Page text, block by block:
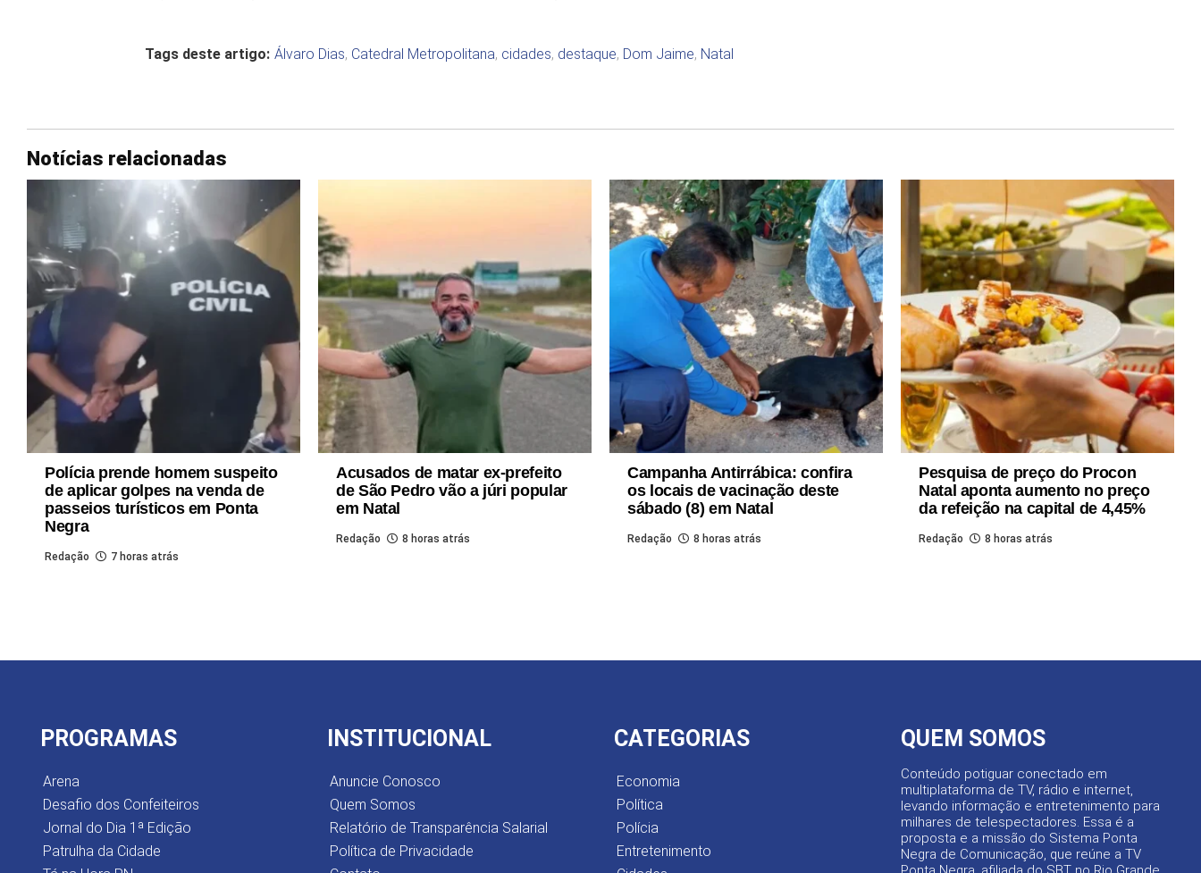
Tags deste artigo: Álvaro Dias, Catedral Metropolitana, cidades, destaque, Dom Jaime, Natal
Notícias relacionadas
Polícia prende homem suspeito
de aplicar golpes na venda de
passeios turísticos em Ponta
Negra
Redação 7 horas atrás
Acusados de matar ex-prefeito
de São Pedro vão a júri popular
em Natal
Redação 8 horas atrás
Campanha Antirrábica: confira
os locais de vacinação deste
sábado (8) em Natal
Redação 8 horas atrás
Pesquisa de preço do Procon
Natal aponta aumento no preço
da refeição na capital de 4,45%
Redação 8 horas atrás
PROGRAMAS
Arena
Desafio dos Confeiteiros
Jornal do Dia 1ª Edição
Patrulha da Cidade
INSTITUCIONAL
Anuncie Conosco
Quem Somos
Relatório de Transparência Salarial
Política de Privacidade
CATEGORIAS
Economia
Política
Polícia
Entretenimento
QUEM SOMOS
Conteúdo potiguar conectado em
multiplataforma de TV, rádio e internet,
levando informação e entretenimento para
milhares de telespectadores. Essa é a
proposta e a missão do Sistema Ponta
Negra de Comunicação, que reúne a TV